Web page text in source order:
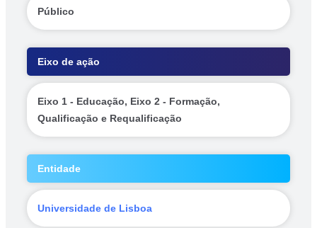
Público
Eixo de ação
Eixo 1 - Educação, Eixo 2 - Formação,
Qualificação e Requalificação
Entidade
Universidade de Lisboa